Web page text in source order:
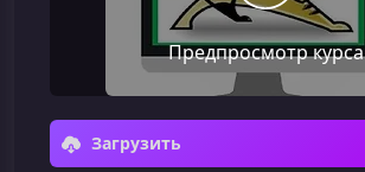
Предпросмотр курса
Загрузить